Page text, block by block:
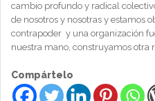
cambio profundo y radical
de nosotros y nosotras y estamos
contrapoder y una organización
nuestra mano, construyamos otra
Compártelo